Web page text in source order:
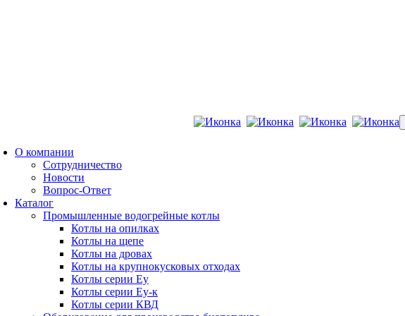
О компании
Сотрудничество
Новости
Вопрос-Ответ
Каталог
Промышленные водогрейные котлы
Котлы на опилках
Котлы на щепе
Котлы на дровах
Котлы на крупнокусковых отходах
Котлы серии Еу
Котлы серии Еу-к
Котлы серии КВД